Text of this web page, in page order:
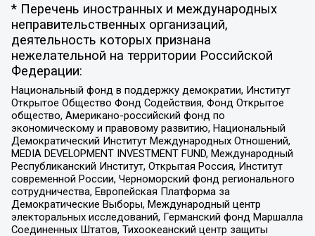
* Перечень иностранных и международных
неправительственных организаций,
деятельность которых признана
нежелательной на территории Российской
Федерации:
Национальный фонд в поддержку демократии, Институт
Открытое Общество Фонд Содействия, Фонд Открытое
общество, Американо-российский фонд по
экономическому и правовому развитию, Национальный
Демократический Институт Международных Отношений,
MEDIA DEVELOPMENT INVESTMENT FUND, Международный
Республиканский Институт, Открытая Россия, Институт
современной России, Черноморский фонд регионального
сотрудничества, Европейская Платформа за
Демократические Выборы, Международный центр
электоральных исследований, Германский фонд Маршалла
Соединенных Штатов, Тихоокеанский центр защиты